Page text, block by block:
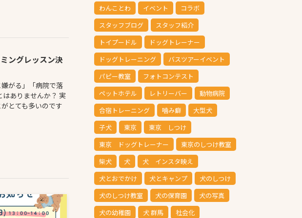
ングレッスン決
がる」「病院で落
ありませんか？ 実
とても多いのです
わんことわ
イベント
コラボ
スタッフブログ
スタッフ紹介
トイプードル
ドッグトレーナー
ドッグトレーニング
バスツアーイベント
パピー教室
フォトコンテスト
ペットホテル
レトリーバー
動物病院
合宿トレーニング
噛み癖
大型犬
子犬
東京
東京 しつけ
東京 ドッグトレーナー
東京のしつけ教室
柴犬
犬
犬 インスタ映え
犬とおでかけ
犬とキャンプ
犬のしつけ
犬のしつけ教室
犬の保育園
犬の写真
犬の幼稚園
犬 群馬
社会化